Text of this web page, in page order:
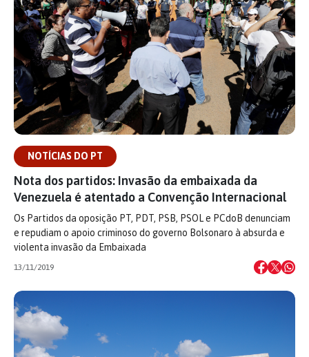
NOTÍCIAS DO PT
Nota dos partidos: Invasão da embaixada da
Venezuela é atentado a Convenção Internacional
Os Partidos da oposição PT, PDT, PSB, PSOL e PCdoB denunciam
e repudiam o apoio criminoso do governo Bolsonaro à absurda e
violenta invasão da Embaixada
13/11/2019